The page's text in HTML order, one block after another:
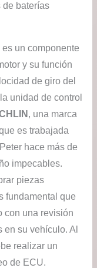
de baterías
un componente
y su función
de giro del
unidad de control
, una marca
es trabajada
hace más de
impecables.
piezas
fundamental que
con una revisión
su vehículo. Al
realizar un
de ECU.